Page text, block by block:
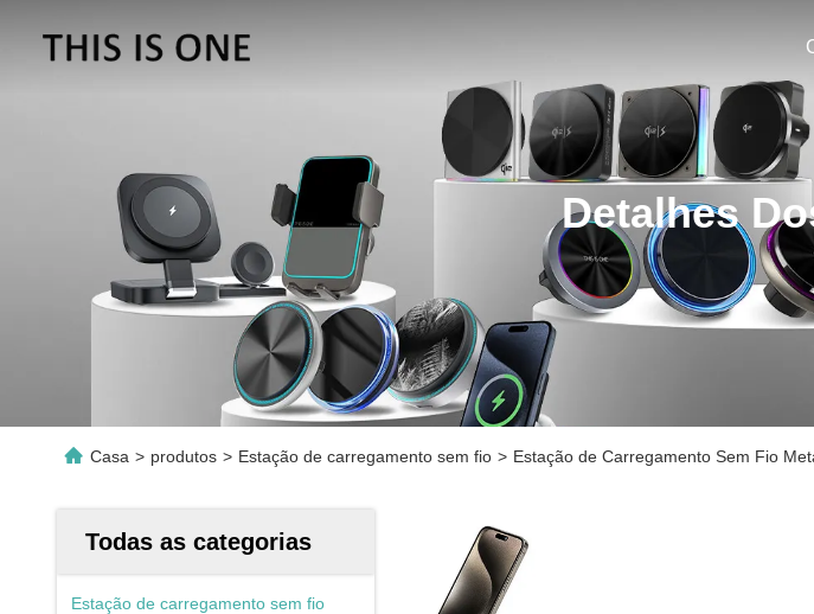
Detalhes
Casa > produtos > Estação de carregamento sem fio > Estação de Carregamento Sem Fio
Todas as categorias
Estação de carregamento sem fio